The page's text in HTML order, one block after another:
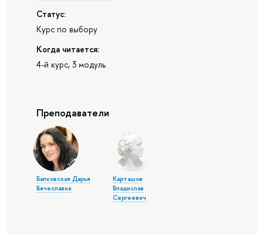
Статус:
Курс по выбору
Когда читается:
4-й курс, 3 модуль
Преподаватели
Балковская Дарья
Вячеславна
Карташов
Владислав
Сергеевич